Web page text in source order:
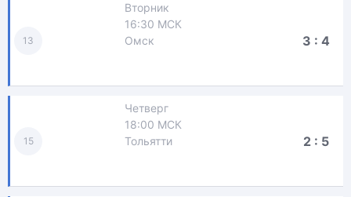
13
Вторник
16:30 МСК
Омск
3 : 4
15
Четверг
18:00 МСК
Тольятти
2 : 5